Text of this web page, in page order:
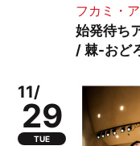
フカミ・
始発待ち
/ 棘-おど
11/
29
TUE